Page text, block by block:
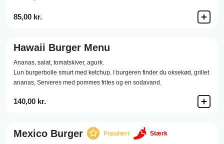
85,00 kr.
Hawaii Burger Menu
Ananas, salat, tomatskiver, agurk.
Lun burgerbolle smurt med ketchup. I burgeren finder du oksekød, grillet
ananas, Serveres med pommes frites og en sodavand.
140,00 kr.
Mexico Burger Populært Stærk